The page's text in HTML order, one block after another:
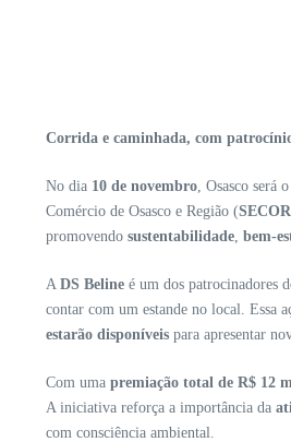
Corrida e caminhada, com
No dia 10 de novembro, Osasco será
Comércio de Osasco e Região (SECOR
promovendo sustentabilidade, bem-
A DS Beline é um dos patrocinadores
contar com um estande no local. Essa
estarão disponíveis para apresentar
Com uma premiação total de R$ 12
A iniciativa reforça a importância da
com consciência ambiental.